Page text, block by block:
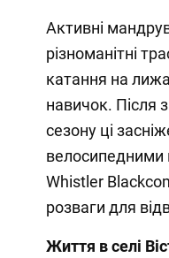
Активні
різноманітні
катання на
навичок. Після
сезону ці
Whistler
розваги для
Життя в селі